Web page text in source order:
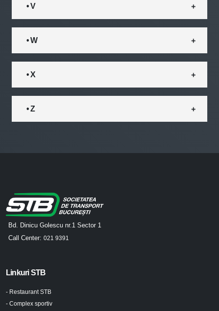
• V
• W
• X
• Z
Bd. Dinicu Golescu nr.1 Sector 1
Call Center: 021 9391
Linkuri STB
- Restaurant STB
- Complex sportiv